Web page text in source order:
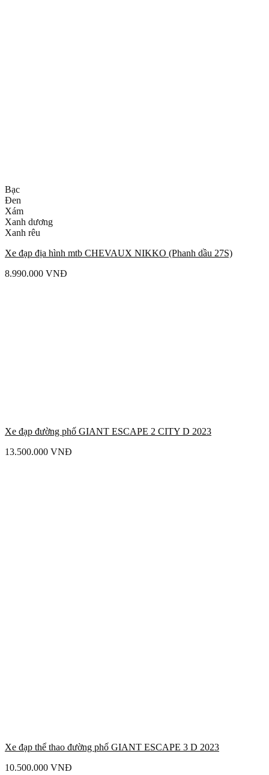
Bạc
Đen
Xám
Xanh dương
Xanh rêu
Xe đạp địa hình mtb CHEVAUX NIKKO (Phanh dầu 27S)
8.990.000 VNĐ
Xe đạp đường phố GIANT ESCAPE 2 CITY D 2023
13.500.000 VNĐ
Xe đạp thể thao đường phố GIANT ESCAPE 3 D 2023
10.500.000 VNĐ